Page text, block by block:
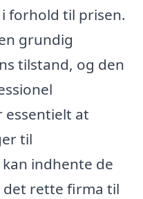
forhold til prisen.
grundig
tilstand, og den
essentielt at
til
indhente de
rette firma til